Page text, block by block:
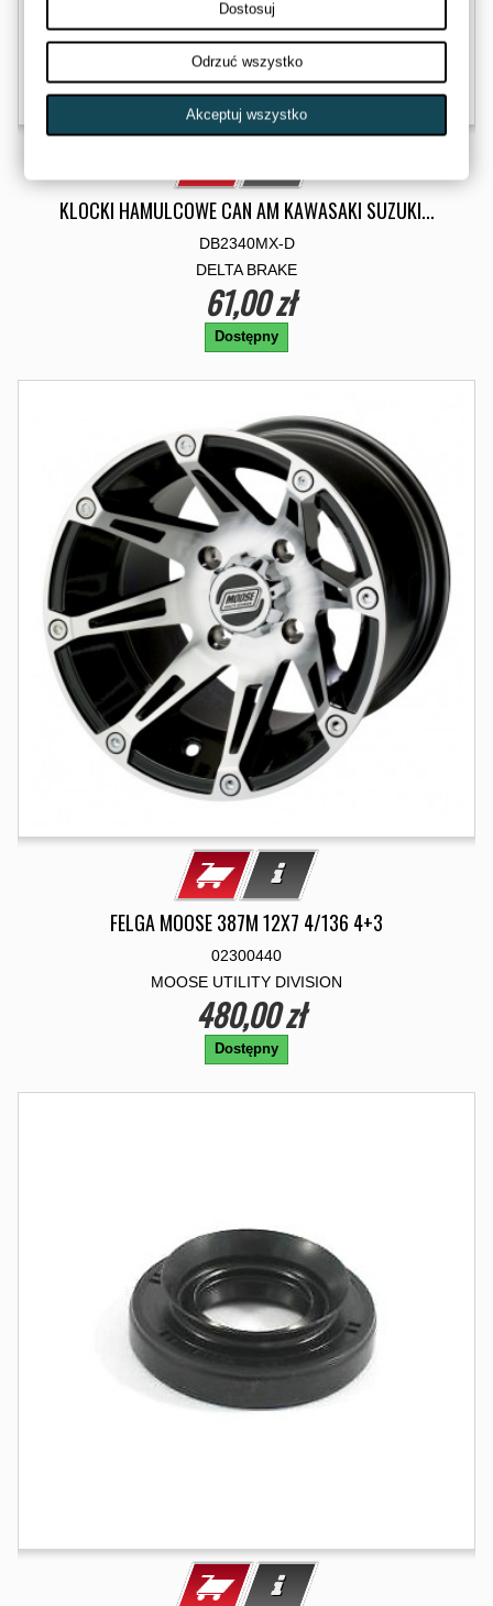
KLOCKI HAMULCOWE CAN AM KAWASAKI SUZUKI...
DB2340MX-D
DELTA BRAKE
61,00 zł
Dostępny
FELGA MOOSE 387M 12X7 4/136 4+3
02300440
MOOSE UTILITY DIVISION
480,00 zł
Dostępny
Dostosuj
Odrzuć wszystko
Akceptuj wszystko